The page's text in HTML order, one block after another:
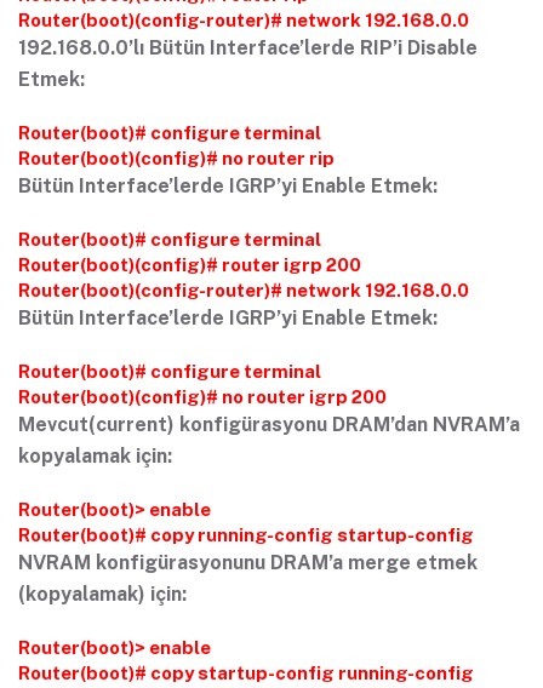
Router(boot)(config-router)# network 192.168.0.0
192.168.0.0’lı Bütün Interface’lerde RIP’i Disable
Etmek:
Router(boot)# configure terminal
Router(boot)(config)# no router rip
Bütün Interface’lerde IGRP’yi Enable Etmek:
Router(boot)# configure terminal
Router(boot)(config)# router igrp 200
Router(boot)(config-router)# network 192.168.0.0
Bütün Interface’lerde IGRP’yi Enable Etmek:
Router(boot)# configure terminal
Router(boot)(config)# no router igrp 200
Mevcut(current) konfigürasyonu DRAM’dan NVRAM’a
kopyalamak için:
Router(boot)> enable
Router(boot)# copy running-config startup-config
NVRAM konfigürasyonunu DRAM’a merge etmek
(kopyalamak) için:
Router(boot)> enable
Router(boot)# copy startup-config running-config